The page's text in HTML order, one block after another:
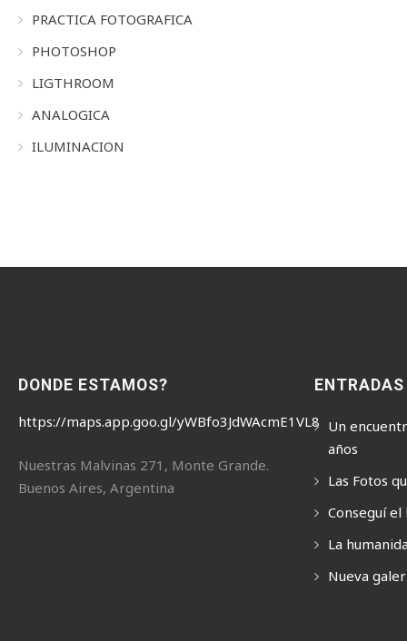
PRACTICA FOTOGRAFICA
PHOTOSHOP
LIGTHROOM
ANALOGICA
ILUMINACION
DONDE ESTAMOS?
https://maps.app.goo.gl/yWBfo3JdWAcmE1VL8
Nuestras Malvinas 271, Monte Grande.
Buenos Aires, Argentina
Un
años
Las Fotos
Conseguí
La
Nueva